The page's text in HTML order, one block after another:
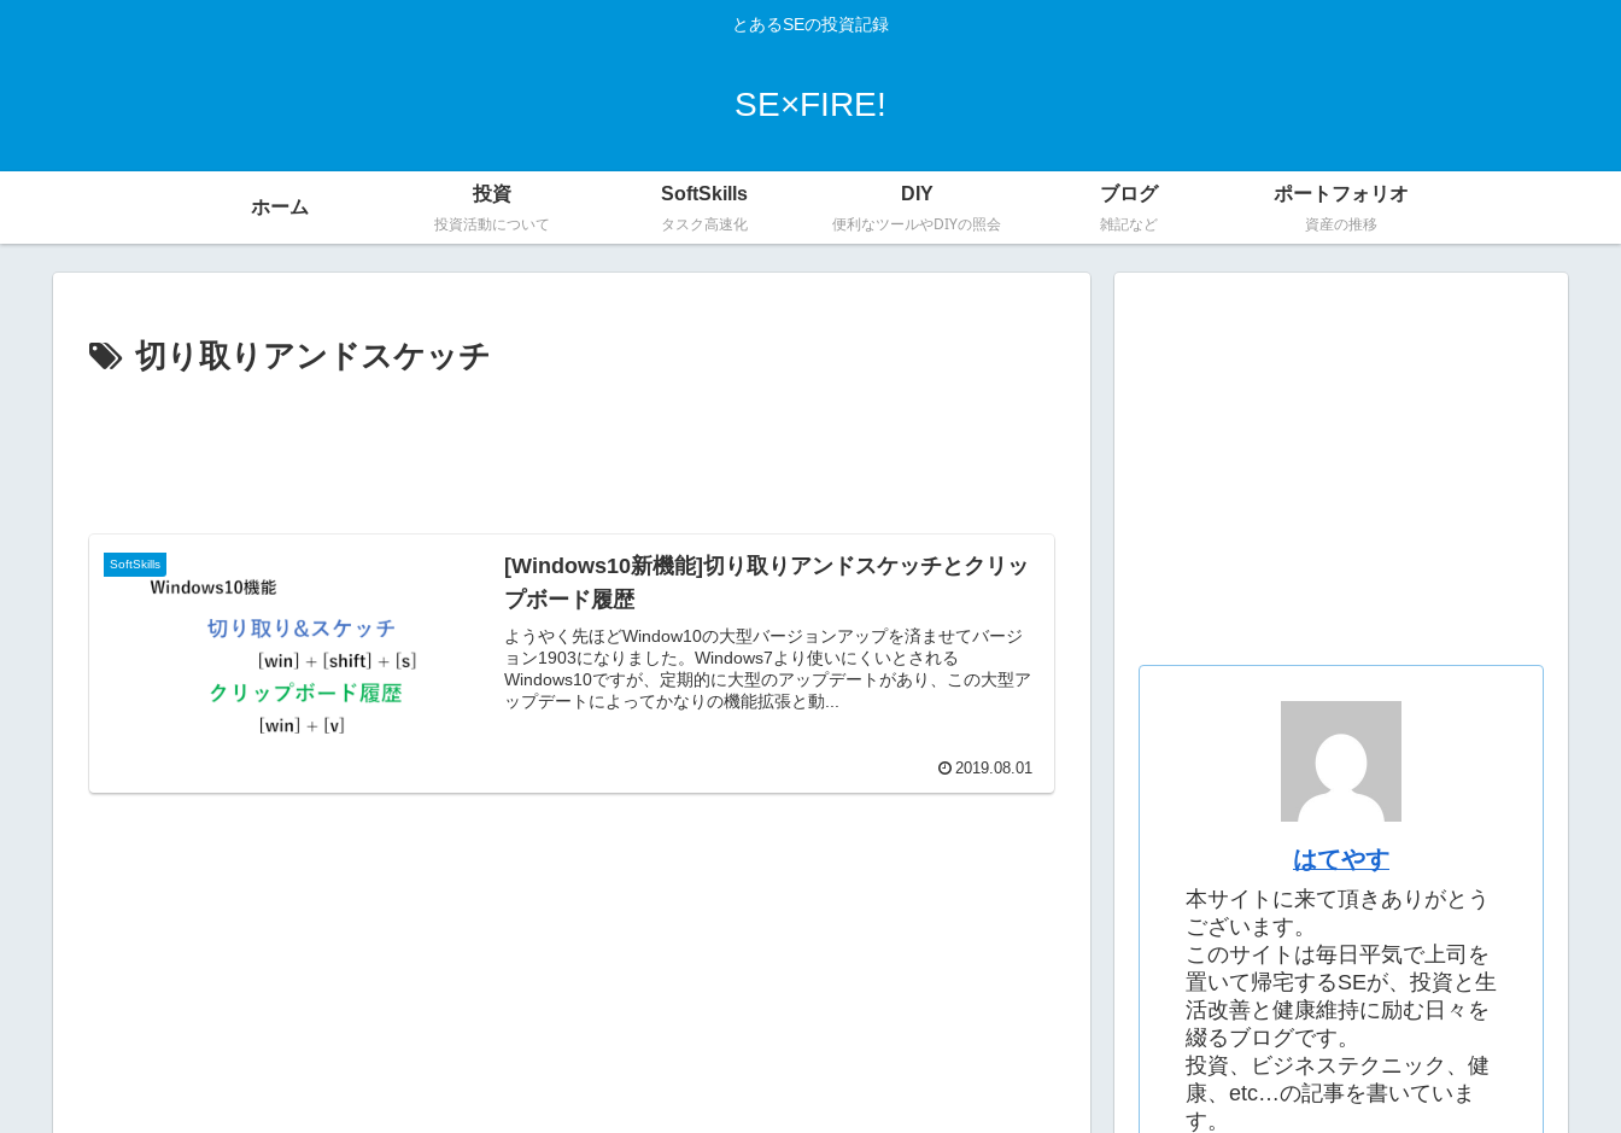
とあるSEの投資記録
SE×FIRE!
ホーム
投資
投資活動について
SoftSkills
タスク高速化
DIY
便利なツールやDIYの照会
ブログ
雑記など
ポートフォリオ
資産の推移
切り取りアンドスケッチ
SoftSkills
[Windows10新機能]切り取りアンドスケッチとクリッ
プボード履歴
ようやく先ほどWindow10の大型バージョンアップを済ませてバージ
ョン1903になりました。Windows7より使いにくいとされる
Windows10ですが、定期的に大型のアップデートがあり、この大型ア
ップデートによってかなりの機能拡張と動...
2019.08.01
はてやす
本サイトに来て頂きありがとう
ございます。
このサイトは毎日平気で上司を
置いて帰宅するSEが、投資と生
活改善と健康維持に励む日々を
綴るブログです。
投資、ビジネステクニック、健
康、etc…の記事を書いていま
す。